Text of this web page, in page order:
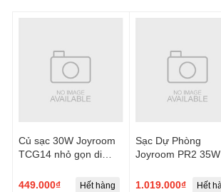
Củ sạc 30W Joyroom
TCG14 nhỏ gọn di
cáp C to L
449.000₫ Hết hàng
Sạc Dự Phòng
Joyroom PR2 35W
L chứng nhận CCC
1.019.000₫ Hết